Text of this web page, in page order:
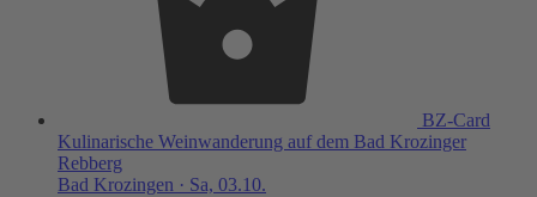
BZ-Card
Kulinarische Weinwanderung auf dem Bad Krozinger
Rebberg
Bad Krozingen · Sa, 03.10.